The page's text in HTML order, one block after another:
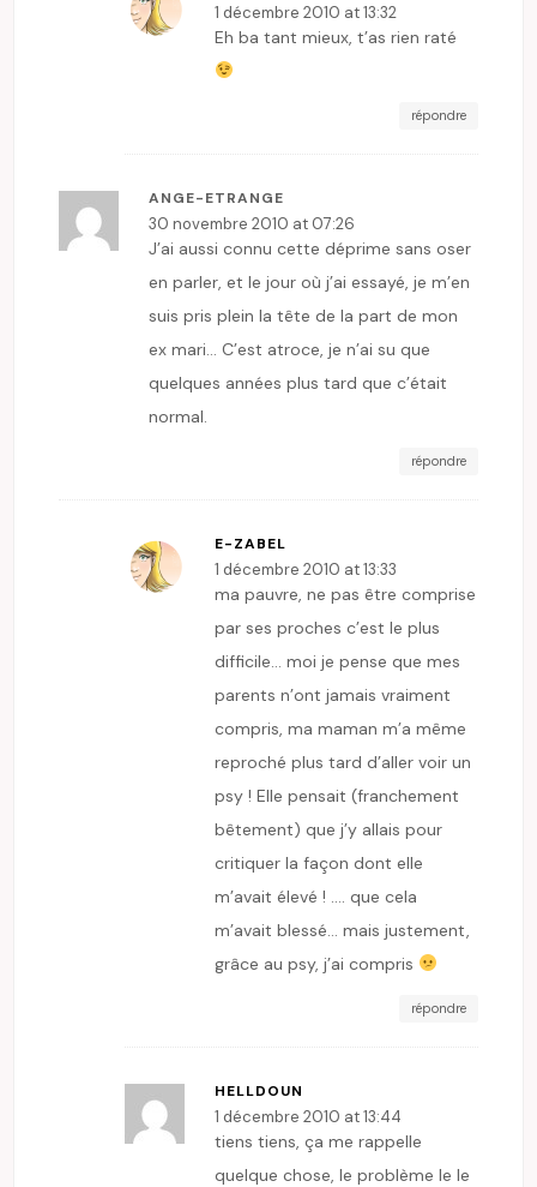
1 décembre 2010 at 13:32
Eh ba tant mieux, t’as rien raté
répondre
ANGE-ETRANGE
30 novembre 2010 at 07:26
J’ai aussi connu cette déprime sans oser
en parler, et le jour où j’ai essayé, je m’en
suis pris plein la tête de la part de mon
ex mari… C’est atroce, je n’ai su que
quelques années plus tard que c’était
normal.
répondre
E-ZABEL
1 décembre 2010 at 13:33
ma pauvre, ne pas être comprise
par ses proches c’est le plus
difficile… moi je pense que mes
parents n’ont jamais vraiment
compris, ma maman m’a même
reproché plus tard d’aller voir un
psy ! Elle pensait (franchement
bêtement) que j’y allais pour
critiquer la façon dont elle
m’avait élevé ! …. que cela
m’avait blessé… mais justement,
grâce au psy, j’ai compris
répondre
HELLDOUN
1 décembre 2010 at 13:44
tiens tiens, ça me rappelle
quelque chose, le problème le le